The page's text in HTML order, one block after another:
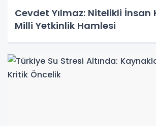
Cevdet Yılmaz: Nitelikli İnsan
Milli Yetkinlik Hamlesi